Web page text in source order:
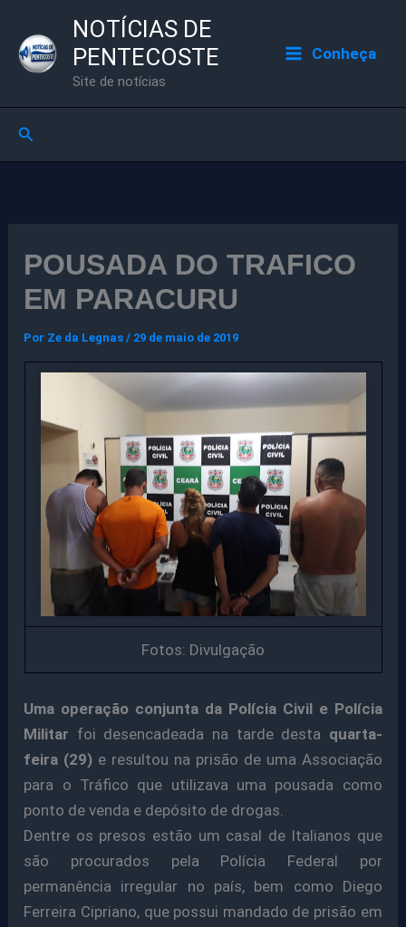
para
NOTÍCIAS DE
PENTECOSTE
Site de notícias
Conheça
Pesquisar
POUSADA DO TRAFICO
EM PARACURU
Por Ze da Legnas/ 29 de maio de 2019
Fotos: Divulgação
Uma operação conjunta da Polícia Civil e Polícia
Militar foi desencadeada na tarde desta quarta-
feira (29) e resultou na prisão de uma Associação
para o Tráfico que utilizava uma pousada como
ponto de venda e depósito de drogas.
Dentre os presos estão um casal de Italianos que
são procurados pela Polícia Federal por
permanência irregular no país, bem como Diego
Ferreira Cipriano, que possui mandado de prisão em